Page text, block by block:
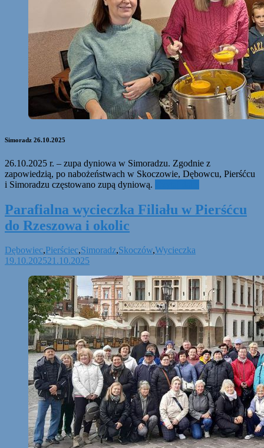
Simoradz 26.10.2025
26.10.2025 r. – zupa dyniowa w Simoradzu. Zgodnie z
zapowiedzią, po nabożeństwach w Skoczowie, Dębowcu, Pierśćcu
i Simoradzu częstowano zupą dyniową.
Parafialna wycieczka Filiału w Pierśćcu
do Rzeszowa i okolic
Dębowiec,Pierściec,Simoradz,Skoczów,Wycieczka
19.10.202521.10.2025